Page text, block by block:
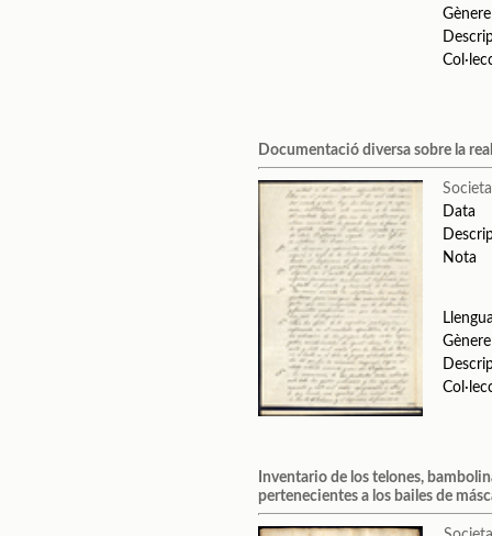
Gènere
Documentació diversa sobre la
Data
Nota
Gènere
Inventario de los telones,
pertenecientes a los bailes de